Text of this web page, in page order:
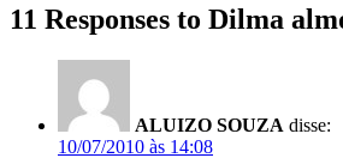
11 Responses to Dilma
ALUIZO SOUZA disse:
10/07/2010 às 14:08